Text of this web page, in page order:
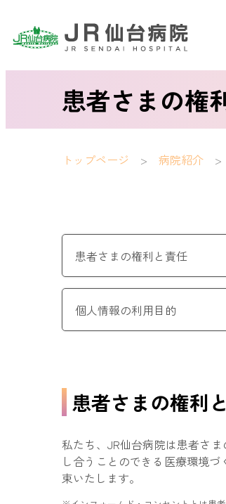
患者さまの権
トップページ 病院紹介
患者さまの権利と責任
個人情報の利用目的
患者さまの権利
私たち、JR仙台病院は患者さ
し合うことのできる医療環境
束いたします。